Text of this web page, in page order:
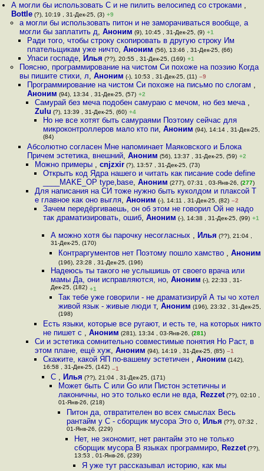
А могли бы использовать C и не пилить велосипед со строками ,
Bottle (?), 10:19 , 31-Дек-25, (3) +9
а могли бы использовать питон и не заморачиваться вообще, а
могли бы заплатить д, Аноним (9), 10:45 , 31-Дек-25, (9) +1
Ради того, чтобы строку скопировать в другую строку Им
плательщикам уже ничто, Аноним (56), 13:46 , 31-Дек-25, (66)
Упаси госпаде, Илья (??), 20:55 , 31-Дек-25, (169) +1
Поясню, программирование на чистом Си похоже на поэзию Когда
вы пишите стихи, л, Аноним (-), 10:53 , 31-Дек-25, (11) –9
Программирование на чистом Си похоже на письмо по слогам ,
Аноним (94), 13:34 , 31-Дек-25, (57) +2
Самурай без меча подобен самураю с мечом, но без меча ,
Zulu (?), 13:39 , 31-Дек-25, (60) +4
Но не все хотят быть самураями Поэтому сейчас для
микроконтроллеров мало кто пи, Аноним (94), 14:14 , 31-Дек-25,
(84)
Абсолютно согласен Мне напоминает Маяковского и Блока
Причем эстетика, внешний, Аноним (56), 13:37 , 31-Дек-25, (59) +2
Можно примеры ,cnjzxir (?), 13:57 , 31-Дек-25, (73)
Открыть код Ядра нашего и читать как писание code define
____MAKE_OP type,base, Аноним (277), 07:31 , 03-Янв-26, (277)
Для написания на СИ тоже нужно быть куколдом и плаксой Т
е главное как оно выгля,Аноним (-), 14:11 , 31-Дек-25, (82) –2
Зачем передёргиваешь, он об этом не говорил Ой не надо
так драматизировать, ошиб, Аноним (-), 14:38 , 31-Дек-25, (99) +1
А можно хотя бы парочку несогласных , Илья (??), 21:04 ,
31-Дек-25, (170)
Контраргументов нет Поэтому пошло хамство ,Аноним
(196), 23:28 , 31-Дек-25, (196)
Надеюсь ты такого не услышишь от своего врача или
мамы Да, они исправляются, но, Аноним (-), 22:33 , 31-
Дек-25, (182) +1
Так тебе уже говорили - не драматизируй А ты чо хотел
живой язык - живые люди т,Аноним (196), 23:32 , 31-Дек-25,
(198)
Есть языки, которые все ругают, и есть те, на которых никто
не пишет c , Аноним (281), 13:34 , 03-Янв-26, (281)
Си и эстетика сомнительно совместимые понятия Но Раст, в
этом плане, ещё хуж,Аноним (94), 14:19 , 31-Дек-25, (85) –1
Скажите, какой ЯП по-вашему эстетичен , Аноним (142),
16:58 , 31-Дек-25, (142) –1
С , Илья (??), 21:04 , 31-Дек-25, (171)
Может быть С или Go или Пистон эстетичны и
лаконичны, но это только если не вда, Rezzet (??), 02:10 ,
01-Янв-26, (218)
Питон да, отвратителен во всех смыслах Весь
рантайм у С - сборщик мусора Это о, Илья (??), 07:32 ,
01-Янв-26, (229)
Нет, не экономит, нет рантайм это не только
сборщик мусора В языках программиро, Rezzet(??),
13:53 , 01-Янв-26, (239)
Я уже тут рассказывал историю, как мы